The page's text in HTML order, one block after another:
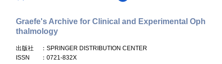
Graefe's Archive for Clinical and Experimental Oph
thalmology
出版社
：SPRINGER DISTRIBUTION CENTER
ISSN
：0721-832X